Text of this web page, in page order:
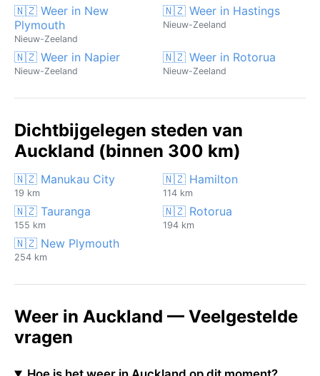
🇳🇿 Weer in New
Plymouth
Nieuw-Zeeland
🇳🇿 Weer in Hastings
Nieuw-Zeeland
🇳🇿 Weer in Napier
Nieuw-Zeeland
🇳🇿 Weer in Rotorua
Nieuw-Zeeland
Dichtbijgelegen steden van
Auckland (binnen 300 km)
🇳🇿 Manukau City
19 km
🇳🇿 Hamilton
114 km
🇳🇿 Tauranga
155 km
🇳🇿 Rotorua
194 km
🇳🇿 New Plymouth
254 km
Weer in Auckland — Veelgestelde
vragen